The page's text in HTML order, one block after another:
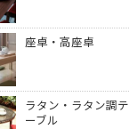
座卓・高座卓
ラタン・ラタン調テ
ーブル